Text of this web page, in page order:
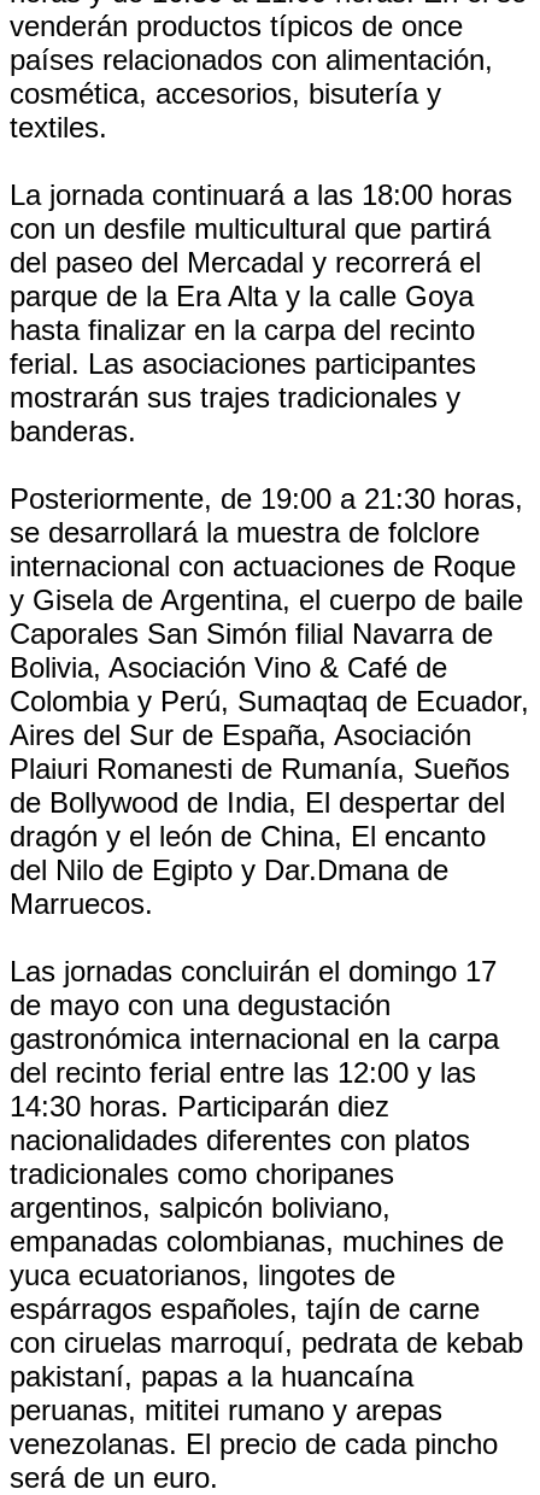
venderán productos típicos de once
países relacionados con alimentación,
cosmética, accesorios, bisutería y
textiles.
La jornada continuará a las 18:00 horas
con un desfile multicultural que partirá
del paseo del Mercadal y recorrerá el
parque de la Era Alta y la calle Goya
hasta finalizar en la carpa del recinto
ferial. Las asociaciones participantes
mostrarán sus trajes tradicionales y
banderas.
Posteriormente, de 19:00 a 21:30 horas,
se desarrollará la muestra de folclore
internacional con actuaciones de Roque
y Gisela de Argentina, el cuerpo de baile
Caporales San Simón filial Navarra de
Bolivia, Asociación Vino & Café de
Colombia y Perú, Sumaqtaq de Ecuador,
Aires del Sur de España, Asociación
Plaiuri Romanesti de Rumanía, Sueños
de Bollywood de India, El despertar del
dragón y el león de China, El encanto
del Nilo de Egipto y Dar.Dmana de
Marruecos.
Las jornadas concluirán el domingo 17
de mayo con una degustación
gastronómica internacional en la carpa
del recinto ferial entre las 12:00 y las
14:30 horas. Participarán diez
nacionalidades diferentes con platos
tradicionales como choripanes
argentinos, salpicón boliviano,
empanadas colombianas, muchines de
yuca ecuatorianos, lingotes de
espárragos españoles, tajín de carne
con ciruelas marroquí, pedrata de kebab
pakistaní, papas a la huancaína
peruanas, mititei rumano y arepas
venezolanas. El precio de cada pincho
será de un euro.